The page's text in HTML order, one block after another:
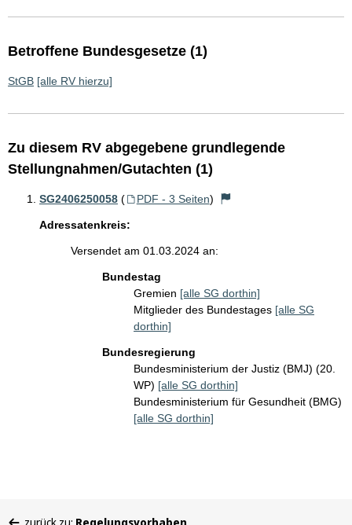
Betroffene Bundesgesetze (1)
StGB [alle RV hierzu]
Zu diesem RV abgegebene grundlegende
Stellungnahmen/Gutachten (1)
SG2406250058 ( PDF - 3 Seiten)
Adressatenkreis:
Versendet am 01.03.2024 an:
Bundestag
Gremien [alle SG dorthin]
Mitglieder des Bundestages [alle SG
dorthin]
Bundesregierung
Bundesministerium der Justiz (BMJ) (20.
WP) [alle SG dorthin]
Bundesministerium für Gesundheit (BMG)
[alle SG dorthin]